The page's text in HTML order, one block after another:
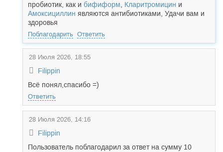
пробиотик, как и бифиформ Кларитромицин и
Амоксициллин являются антибиотиками, Удачи вам и
здоровья
Поблагодарить Ответить
28 Июля 2026, 18:55
Filippin
Всё понял,спасибо =)
Ответить
28 Июля 2026, 14:16
Filippin
Пользователь поблагодарил за ответ на сумму 10